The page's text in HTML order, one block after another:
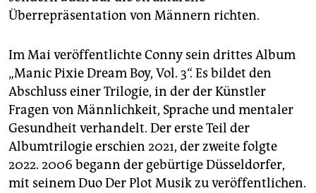
Überrepräsentation von Männern richten.
Im Mai veröffentlichte Conny sein drittes Album
„Manic Pixie Dream Boy, Vol. 3“. Es bildet den
Abschluss einer Trilogie, in der der Künstler
Fragen von Männlichkeit, Sprache und mentaler
Gesundheit verhandelt. Der erste Teil der
Albumtrilogie erschien 2021, der zweite folgte
2022. 2006 begann der gebürtige Düsseldorfer,
mit seinem Duo Der Plot Musik zu veröffentlichen.